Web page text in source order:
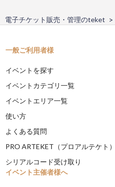
電子チケット販売・管理のteket
一般ご利用者様
イベントを探す
イベントカテゴリ一覧
イベントエリア一覧
使い方
よくある質問
PRO ARTEKET（プロアルテケト）
シリアルコード受け取り
イベント主催者様へ